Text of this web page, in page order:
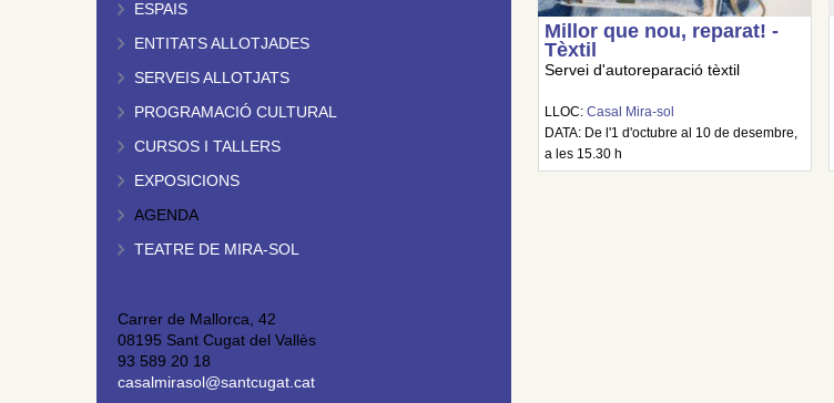
ESPAIS
ENTITATS ALLOTJADES
SERVEIS ALLOTJATS
PROGRAMACIÓ CULTURAL
CURSOS I TALLERS
EXPOSICIONS
AGENDA
TEATRE DE MIRA-SOL
Carrer de Mallorca, 42
08195 Sant Cugat del Vallès
93 589 20 18
casalmirasol@santcugat.cat
Millor que nou, reparat! -
Tèxtil
Servei d'autoreparació tèxtil
LLOC: Casal Mira-sol
DATA: De l'1 d'octubre al 10 de desembre,
a les 15.30 h